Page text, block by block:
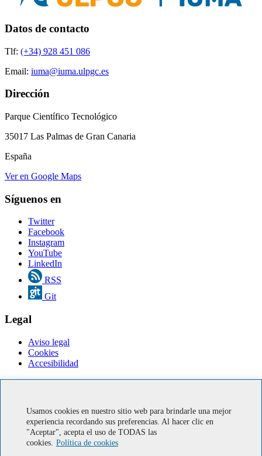
Usamos cookies en nuestro sitio web para brindarle una mejor
experiencia recordando sus preferencias. Al hacer clic en
"Aceptar", acepta el uso de TODAS las
cookies. Política de cookies
Datos de contacto
Tlf: (+34) 928 451 086
Email: iuma@iuma.ulpgc.es
Dirección
Parque Científico Tecnológico
35017 Las Palmas de Gran Canaria
España
Ver en Google Maps
Síguenos en
Twitter
Facebook
Instagram
YouTube
LinkedIn
RSS
Git
Legal
Aviso legal
Cookies
Accesibilidad
Correo IUMA
Soporte informático
Miembro de Europractice
Ministerio de economía, industria y competitividad. Gobierno